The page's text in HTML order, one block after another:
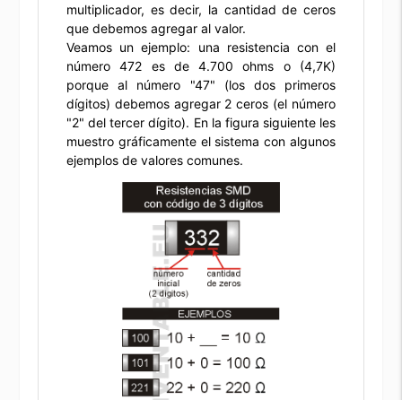
multiplicador, es decir, la cantidad de ceros
que debemos agregar al valor.
Veamos un ejemplo: una resistencia con el
número 472 es de 4.700 ohms o (4,7K)
porque al número "47" (los dos primeros
dígitos) debemos agregar 2 ceros (el número
"2" del tercer dígito). En la figura siguiente les
muestro gráficamente el sistema con algunos
ejemplos de valores comunes.